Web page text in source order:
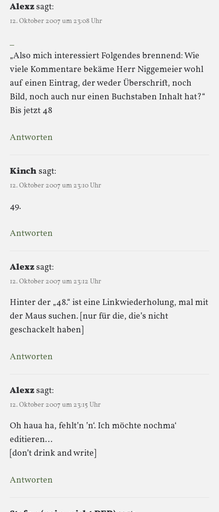
Alexzsagt:
12. Oktober 2007 um 23:08 Uhr
„Also mich interessiert Folgendes brennend: Wie
viele Kommentare bekäme Herr Niggemeier wohl
auf einen Eintrag, der weder Überschrift, noch
Bild, noch auch nur einen Buchstaben Inhalt hat?“
Bis jetzt 48
Antworten
Kinch sagt:
12. Oktober 2007 um 23:10 Uhr
49.
Antworten
Alexzsagt:
12. Oktober 2007 um 23:12 Uhr
Hinter der „48.“ ist eine Linkwiederholung, mal mit
der Maus suchen. [nur für die, die’s nicht
geschackelt haben]
Antworten
Alexzsagt:
12. Oktober 2007 um 23:15 Uhr
Oh haua ha, fehlt’n ’n‘. Ich möchte nochma‘
editieren…
[don’t drink and write]
Antworten